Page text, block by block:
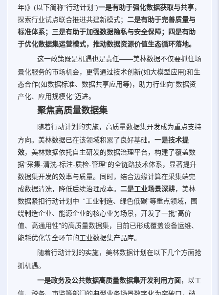
年)》(以下简称“行动计划”)一是有助于强化数据获取与共享，
探索行业试点联合推进共建新模式； 二是有助于完善质量与
标准体系；三是有助于加强数据隐私与安全保障；四是有助
于优化数据集运营模式，推动数据资源价值生态循环落地。
这一政策既是机遇也是责任——美林数据不仅要抓住场
景化服务的市场机会，更需通过技术创新(如大模型应用)和生
态合作(如数据标准、数据共享应用等)，助力行业向“数据资
产化、应用规模化”迈进。
聚焦高质量数据集
随着行动计划的实施，高质量数据集开发成为重点支持
方向。美林数据已在该领域积累了良好基础。 一是技术提
效，美林数据依托自主研发的数据治理平台，构建了覆盖数
据“采集-清洗-标注-质检-管理”的全链路技术体系，显著提升
数据集开发的效率与质量。同时，结合边缘计算在采集端完
成数据清洗，降低后续治理成本。 二是工业场景深耕，美林
数据紧扣行动计划中 “工业制造、绿色低碳”等重点领域，围
绕制造企业、能源企业的核心业务场景，开发了一批“高价
值、高通用性”的高质量数据集，目前已形成覆盖设备运维、
能耗优化等全环节的工业数据集产品库。
随着行动计划的实施，美林数据计划在以下几个方面抢
抓机遇。
一是政务及公共数据高质量数据集开发利用方面，以工
信、税务、市监等部门的典型业务场景数字化为突破口，破